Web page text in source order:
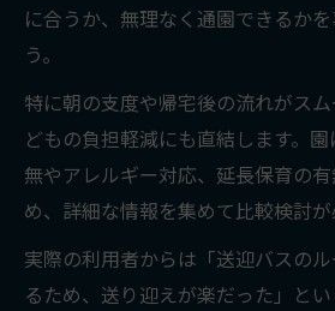
プリスクールの英語教育
集団生活におけるプリス
プリスクールと保育園の
力
進学準備に強いプリスク
年齢や預かり時間から見る選
プリスクールの対象年齢
に合うか、無理なく通園できるか
う。
特に朝の支度や帰宅後の流れがス
どもの負担軽減にも直結します。
無やアレルギー対応、延長保育の
め、詳細な情報を集めて比較検討が
実際の利用者からは「送迎バスの
るため、送り迎えが楽だった」と